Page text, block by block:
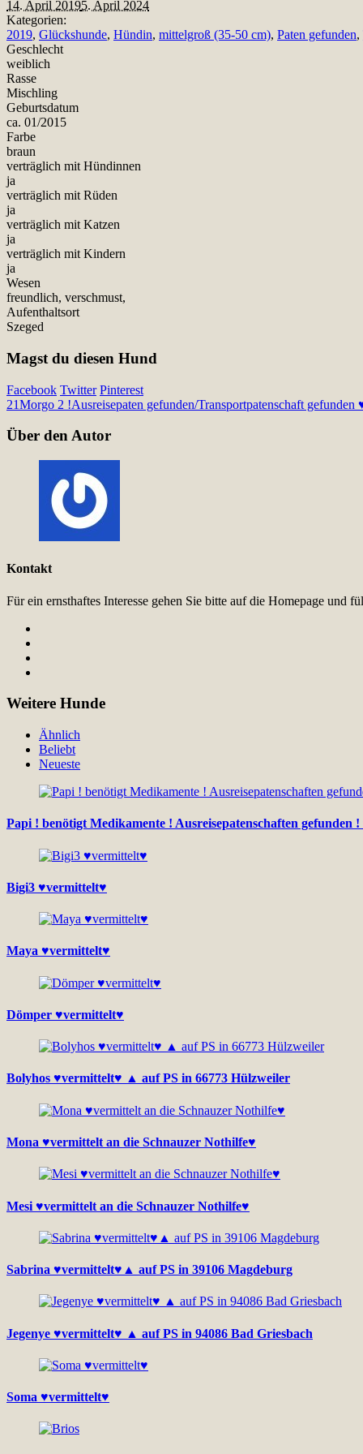
14. April 20195. April 2024
Kategorien:
2019, Glückshunde, Hündin, mittelgroß (35-50 cm), Paten gefunden,
Geschlecht
weiblich
Rasse
Mischling
Geburtsdatum
ca. 01/2015
Farbe
braun
verträglich mit Hündinnen
ja
verträglich mit Rüden
ja
verträglich mit Katzen
ja
verträglich mit Kindern
ja
Wesen
freundlich, verschmust,
Aufenthaltsort
Szeged
Magst du diesen Hund
Facebook Twitter Pinterest
21Morgo 2 !Ausreisepaten gefunden/Transportpatenschaft gefunden
Über den Autor
Kontakt
Für ein ernsthaftes Interesse gehen Sie bitte auf die Homepage und
Weitere Hunde
Ähnlich
Beliebt
Neueste
Papi ! benötigt Medikamente ! Ausreisepatenschaften gefunden
Bigi3 ♥vermittelt♥
Maya ♥vermittelt♥
Dömper ♥vermittelt♥
Bolyhos ♥vermittelt♥ ▲ auf PS in 66773 Hülzweiler
Mona ♥vermittelt an die Schnauzer Nothilfe♥
Mesi ♥vermittelt an die Schnauzer Nothilfe♥
Sabrina ♥vermittelt♥▲ auf PS in 39106 Magdeburg
Jegenye ♥vermittelt♥ ▲ auf PS in 94086 Bad Griesbach
Soma ♥vermittelt♥